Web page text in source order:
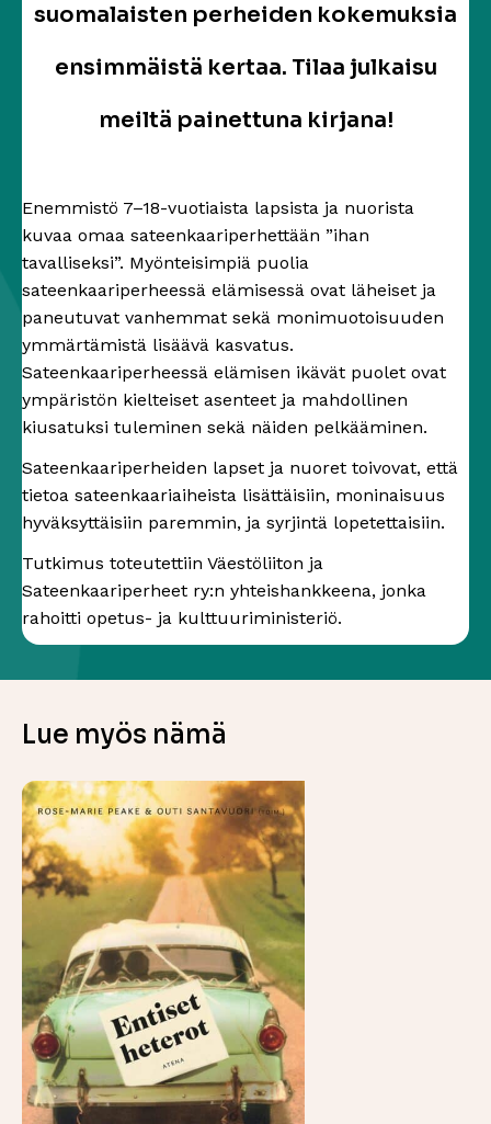
suomalaisten perheiden kokemuksia
ensimmäistä kertaa. Tilaa julkaisu
meiltä painettuna kirjana!
Enemmistö 7–18-vuotiaista lapsista ja nuorista
kuvaa omaa sateenkaariperhettään ”ihan
tavalliseksi”. Myönteisimpiä puolia
sateenkaariperheessä elämisessä ovat läheiset ja
paneutuvat vanhemmat sekä monimuotoisuuden
ymmärtämistä lisäävä kasvatus.
Sateenkaariperheessä elämisen ikävät puolet ovat
ympäristön kielteiset asenteet ja mahdollinen
kiusatuksi tuleminen sekä näiden pelkääminen.
Sateenkaariperheiden lapset ja nuoret toivovat, että
tietoa sateenkaariaiheista lisättäisiin, moninaisuus
hyväksyttäisiin paremmin, ja syrjintä lopetettaisiin.
Tutkimus toteutettiin Väestöliiton ja
Sateenkaariperheet ry:n yhteishankkeena, jonka
rahoitti opetus- ja kulttuuriministeriö.
Lue myös nämä